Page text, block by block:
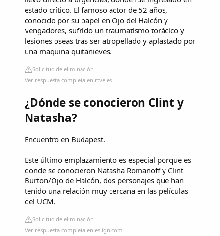
estado crítico. El famoso actor de 52 años,
conocido por su papel en Ojo del Halcón y
Vengadores, sufrido un traumatismo torácico y
lesiones oseas tras ser atropellado y aplastado por
una maquina quitanieves.
Solicitud de eliminación
Ver respuesta completa en rtve.es
¿Dónde se conocieron Clint y
Natasha?
Encuentro en Budapest.
Este último emplazamiento es especial porque es
donde se conocieron Natasha Romanoff y Clint
Burton/Ojo de Halcón, dos personajes que han
tenido una relación muy cercana en las películas
del UCM.
Solicitud de eliminación
Ver respuesta completa en es.ign.com